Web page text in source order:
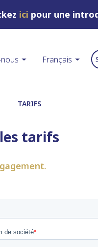
ici pour une
Français
TARIFS
tarifs